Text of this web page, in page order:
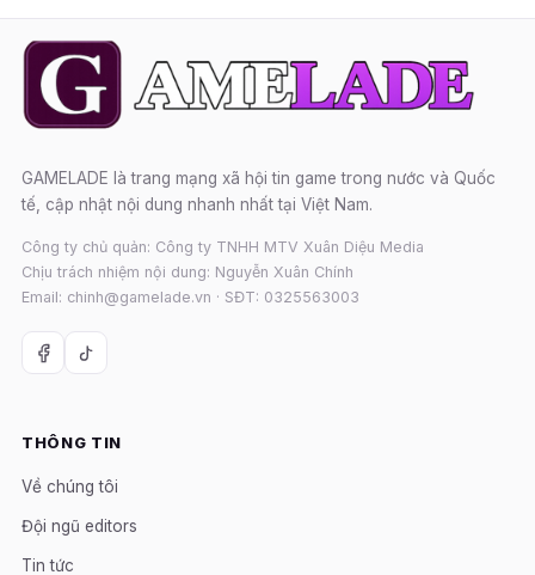
GAMELADE là trang mạng xã hội tin game trong nước và Quốc
tế, cập nhật nội dung nhanh nhất tại Việt Nam.
Công ty chủ quản: Công ty TNHH MTV Xuân Diệu Media
Chịu trách nhiệm nội dung: Nguyễn Xuân Chính
Email: chinh@gamelade.vn · SĐT: 0325563003
THÔNG TIN
Về chúng tôi
Đội ngũ editors
Tin tức